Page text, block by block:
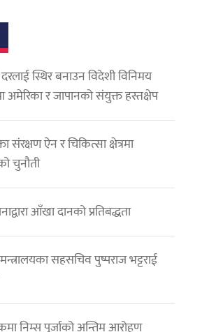
स्थिर बनाउन विदेशी विनिमय
अमेरिका र जापानको संयुक्त हस्तक्षेप
संरक्षण ऐन र चिकित्सा क्षेत्रमा
चुनौती
आँखा दानको प्रतिबद्धता
मन्त्रालयका सहसचिव पुष्पराज भट्टराई
निम्स पुर्जाको अन्तिम आरोहण